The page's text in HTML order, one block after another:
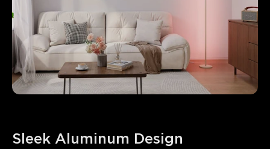
Sleek Aluminum Design